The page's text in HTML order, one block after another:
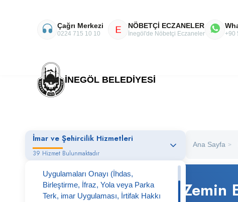
Çağrı Merkezi
0224 715 10 10 E NÖBETÇİ ECZANELER
İnegöl'de Nöbetçi Eczaneler +90
İNEGÖL BELEDİYESİ
İmar ve Şehircilik Hizmetleri
39 Hizmet Bulunmaktadır
3194 Sayılı imar Kanunu
Uygulamaları Onayı (İhdas,
Birleştirme, İfraz, Yola veya Parka
Terk, imar Uygulaması, İrtifak Hakkı
Ana Sayfa >
Zemin